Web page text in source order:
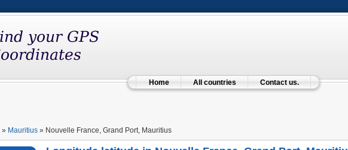
Home All countries Contact us.
» Mauritius » Nouvelle France, Grand Port, Mauritius